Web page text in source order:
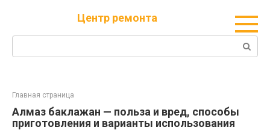
Центр ремонта
Поиск:
Главная страница
Алмаз баклажан — польза и вред, способы
приготовления и варианты использования